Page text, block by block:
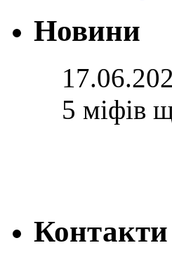
Новини
5 міфів
Контакти